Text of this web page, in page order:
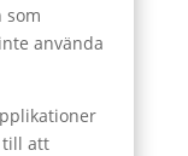
som
använda
till att